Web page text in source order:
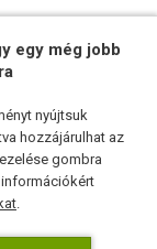
egy még jobb
nyújtsuk
hozzájárulhat az
gombra
információkért
.